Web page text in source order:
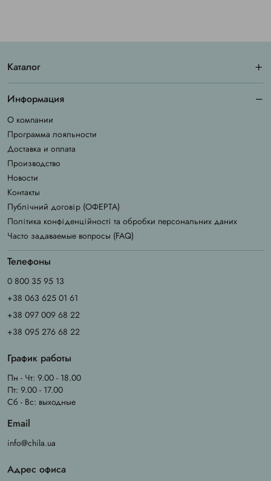
Каталог
Информация
О компании
Программа лояльности
Доставка и оплата
Производство
Новости
Контакты
Публічний договір (ОФЕРТА)
Політика конфіденційності та обробки персональних даних
Часто задаваемые вопросы (FAQ)
Телефоны
0 800 35 95 13
+38 063 625 01 61
+38 097 009 68 22
+38 095 276 68 22
График работы
Пн - Чт: 9.00 - 18.00
Пт: 9.00 - 17.00
Сб - Вс: выходные
Email
info@chila.ua
Адрес офиса